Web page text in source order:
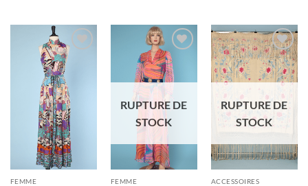
Ajouter
à la liste
d'envies
FEMME
Ajouter
à la liste
d'envies
RUPTURE DE
STOCK
FEMME
Ajouter
à la liste
d'envies
RUPTURE DE
STOCK
ACCESSOIRES